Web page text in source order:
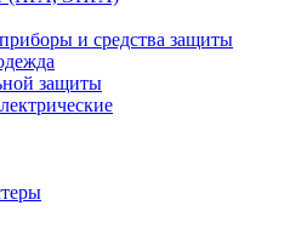
и средства защиты
защиты